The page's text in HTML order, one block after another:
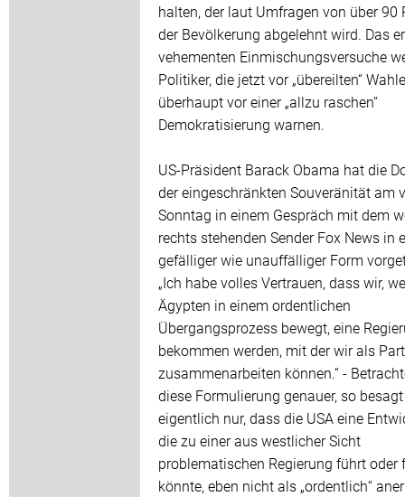
halten, der laut Umfragen von über 90
der Bevölkerung abgelehnt wird. Das
vehementen Einmischungsversuche
Politiker, die jetzt vor „übereilten“
überhaupt vor einer „allzu raschen“
Demokratisierung warnen.
US-Präsident Barack Obama hat die
der eingeschränkten Souveränität am
Sonntag in einem Gespräch mit dem
rechts stehenden Sender Fox News in
gefälliger wie unauffälliger Form
„Ich habe volles Vertrauen, dass wir,
Ägypten in einem ordentlichen
Übergangsprozess bewegt, eine
bekommen werden, mit der wir als
zusammenarbeiten können.“ -
diese Formulierung genauer, so
eigentlich nur, dass die USA eine
die zu einer aus westlicher Sicht
problematischen Regierung führt oder
könnte, eben nicht als „ordentlich“